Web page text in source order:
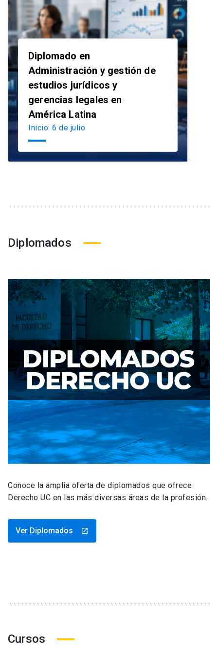
Diplomado en
Administración y gestión de
estudios jurídicos y
gerencias legales en
América Latina
Inicio: 6 de julio
Diplomados
Conoce la amplia oferta de diplomados que ofrece
Derecho UC en las más diversas áreas de la profesión.
Ver Diplomados launch
Cursos